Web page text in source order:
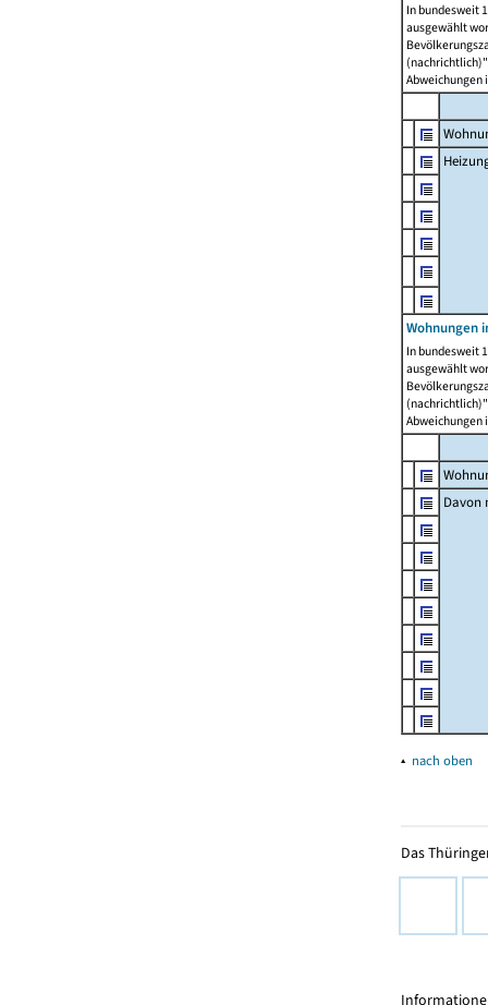
In bundesweit
ausgewählt
Abweichungen
Wohnungen
In bundesweit
ausgewählt
Abweichungen
Davon
▴ nach oben
Das